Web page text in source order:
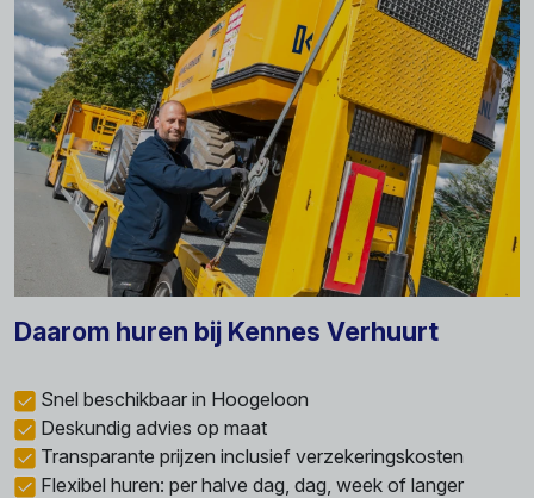
Daarom huren bij Kennes Verhuurt
Snel beschikbaar in Hoogeloon
Deskundig advies op maat
Transparante prijzen inclusief verzekeringskosten
Flexibel huren: per halve dag, dag, week of langer